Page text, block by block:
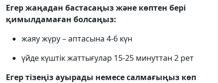
Егер жаңадан бастасаңыз және көптен бері
қимылдамаған болсаңыз:
жаяу жүру – аптасына 4-6 күн
үйде күштік жаттығулар 15-25 минуттан 2 рет
Егер тізеңіз ауырады немесе салмағыңыз көп